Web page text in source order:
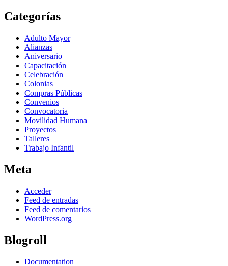
Categorías
Adulto Mayor
Alianzas
Aniversario
Capacitación
Celebración
Colonias
Compras Públicas
Convenios
Convocatoria
Movilidad Humana
Proyectos
Talleres
Trabajo Infantil
Meta
Acceder
Feed de entradas
Feed de comentarios
WordPress.org
Blogroll
Documentation